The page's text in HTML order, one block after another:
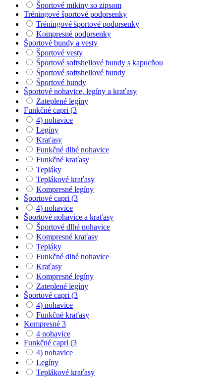
Športové mikiny so zipsom
Tréningové športové podprsenky
Tréningové športové podprsenky
Kompresné podprsenky
Športové bundy a vesty
Športové vesty
Športové softshellové bundy s kapucňou
Športové softshellové bundy
Športové bundy
Športové nohavice, legíny a kraťasy
Zateplené legíny
Funkčné capri (3
4) nohavice
Legíny
Kraťasy
Funkčné dlhé nohavice
Funkčné kraťasy
Tepláky
Teplákové kraťasy
Kompresné legíny
Športové capri (3
4) nohavice
Športové nohavice a kraťasy
Športové dlhé nohavice
Kompresné kraťasy
Tepláky
Funkčné dlhé nohavice
Kraťasy
Kompresné legíny
Zateplené legíny
Športové capri (3
4) nohavice
Funkčné kraťasy
Kompresné 3
4 nohavice
Funkčné capri (3
4) nohavice
Legíny
Teplákové kraťasy